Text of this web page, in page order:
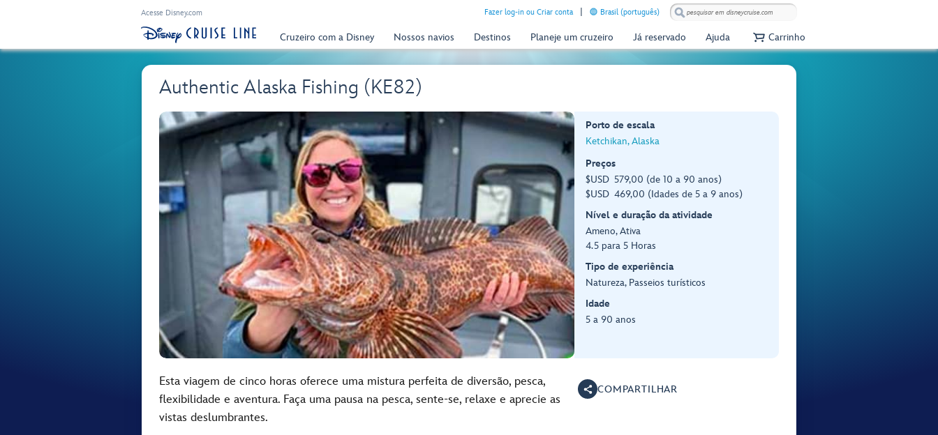
Acesse Disney.com Fazer log-in ou Criar conta Brasil (português)
Cruzeiro com a Disney Nossos navios Destinos Planeje um cruzeiro Já reservado Ajuda Carrinho
Authentic Alaska Fishing (KE82)
Porto de escala
Ketchikan, Alaska
Preços
$USD 579,00 (de 10 a 90 anos)
$USD 469,00 (Idades de 5 a 9 anos)
Nível e duração da atividade
Ameno, Ativa
4.5 para 5 Horas
Tipo de experiência
Natureza, Passeios turísticos
Idade
5 a 90 anos
Esta viagem de cinco horas oferece uma mistura perfeita de diversão, pesca,
flexibilidade e aventura. Faça uma pausa na pesca, sente-se, relaxe e aprecie as
vistas deslumbrantes.
COMPARTILHAR